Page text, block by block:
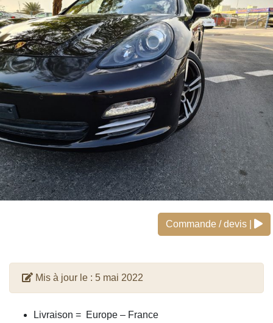
Commande / devis |
Mis à jour le : 5 mai 2022
Livraison = Europe – France